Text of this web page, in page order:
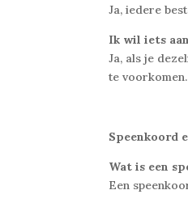
Ja, iedere
Ik wil iets
Ja, als je
te voorkomen.
Speenkoord
Wat is een
Een